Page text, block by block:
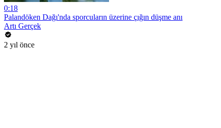
0:18
Palandöken Dağı'nda sporcuların üzerine çığın düşme anı
Artı Gerçek
2 yıl önce